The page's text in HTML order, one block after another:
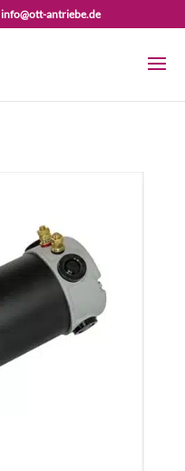
info@ott-antriebe.de